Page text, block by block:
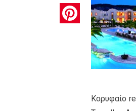
Pinterest
Κορυφαίo